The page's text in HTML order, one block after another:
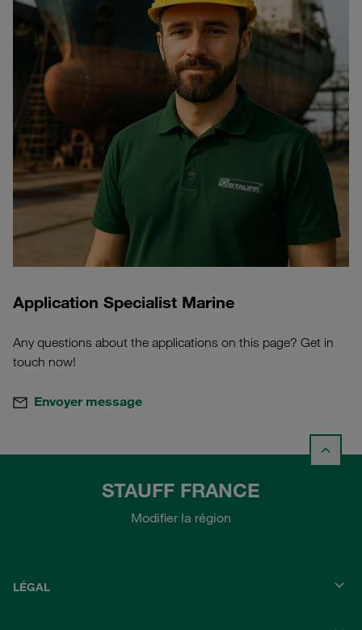
Application Specialist Marine
Any questions about the applications on this page? Get in
touch now!
Envoyer message
STAUFF FRANCE
Modifier la région
LÉGAL